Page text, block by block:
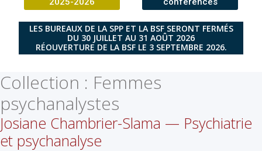
LES BUREAUX DE LA SPP ET LA BSF SERONT FERMÉS
DU 30 JUILLET AU 31 AOÛT 2026
RÉOUVERTURE DE LA BSF LE 3 SEPTEMBRE 2026.
Collection : Femmes
psychanalystes
Josiane Chambrier-Slama — Psychiatrie
et psychanalyse